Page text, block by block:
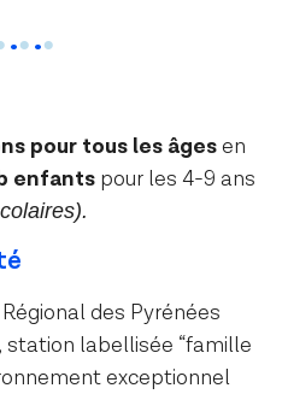
pour tous les âgesen
enfants pour les 4-9 ans
des Pyrénées
labellisée “famille
exceptionnel